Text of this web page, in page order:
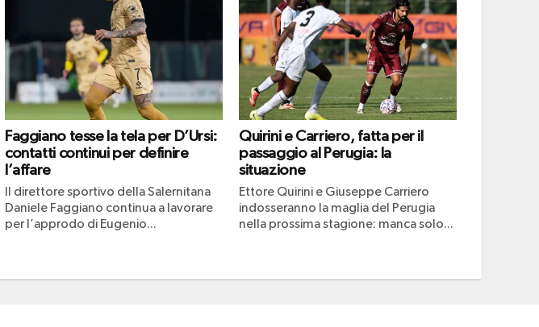
Faggiano tesse la tela per D’Ursi:
contatti continui per definire
l’affare
Il direttore sportivo della Salernitana
Daniele Faggiano continua a lavorare
per l’approdo di Eugenio...
Quirini e Carriero, fatta per il
passaggio al Perugia: la
situazione
Ettore Quirini e Giuseppe Carriero
indosseranno la maglia del Perugia
nella prossima stagione: manca solo...